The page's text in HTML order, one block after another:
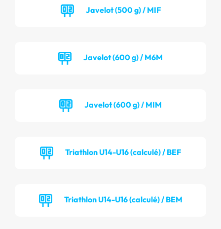
Javelot (500 g) / MIF
Javelot (600 g) / M6M
Javelot (600 g) / MIM
Triathlon U14-U16 (calculé) / BEF
Triathlon U14-U16 (calculé) / BEM